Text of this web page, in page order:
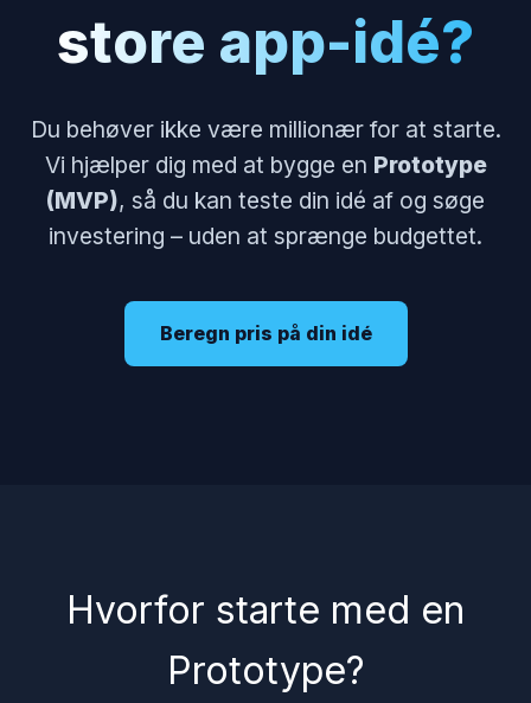
store app-idé?
Du behøver ikke være millionær for at starte.
Vi hjælper dig med at bygge en Prototype
(MVP), så du kan teste din idé af og søge
investering – uden at sprænge budgettet.
Beregn pris på din idé
Hvorfor starte med en
Prototype?